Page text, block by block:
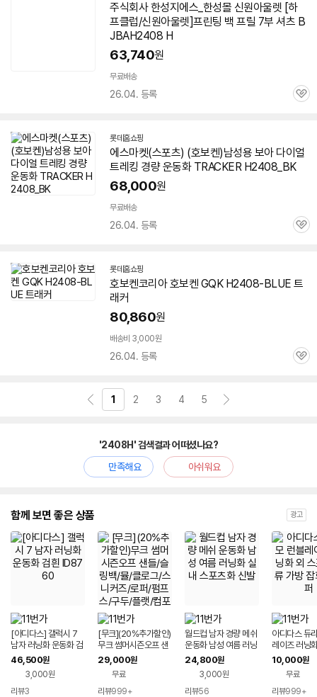
주식회사 한성지에스_한성몰 신원아울렛 [하
프클럽/신원아울렛]프린팅 백 프릴 7부 셔츠 B
JBAH2408 H
63,740원
무료배송
26.04. 등록
관
롯데홈쇼핑
에스마켓(스포츠) (호보켄)남성용 보아 다이얼
트레킹 경량 운동화 TRACKER H2408_BK
68,000원
무료배송
26.04. 등록
관
롯데홈쇼핑
호보켄코리아 호보켄 GQK H2408-BLUE 트
래커
80,860원
배송비 3,000원
26.04. 등록
관
1 2 3 4 5
'2408H' 검색결과 어떠셨나요?
만족해요
아쉬워요
함께 보면 좋은 상품 광고
[아디다스] 갤럭시 7
남자 러닝화 운동화 검
흰 ID8760
46,500원
3,000원
리뷰3
[무크](20%추가할인)
무크 썸머시즌오프 샌
들/슬링백/뮬/클로그/
스니커즈/로퍼/펌프스/
구두/플랫/컴포트/오
픈/BEST 外
29,000원
무료
리뷰999+
월드컵 남자 경량 메쉬
운동화 남성 여름 러닝
화 실내 스포츠화 신발
24,800원
3,000원
리뷰56
아디다스 듀
레이즈 러닝
츠의류 가방
10,000원
무료
리뷰999+